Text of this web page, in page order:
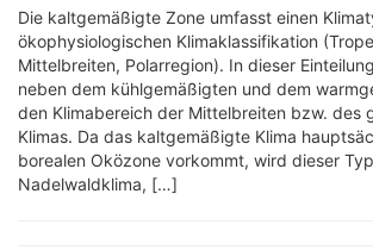
Die kaltgemäßigte Zone umfasst einen
ökophysiologischen Klimaklassifikation
Mittelbreiten, Polarregion). In dieser
neben dem kühlgemäßigten und dem
den Klimabereich der Mittelbreiten bzw. des
Klimas. Da das kaltgemäßigte Klima
borealen Oközone vorkommt, wird dieser
Nadelwaldklima, […]